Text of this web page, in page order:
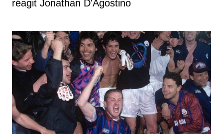
réagit Jonathan D'Agostino